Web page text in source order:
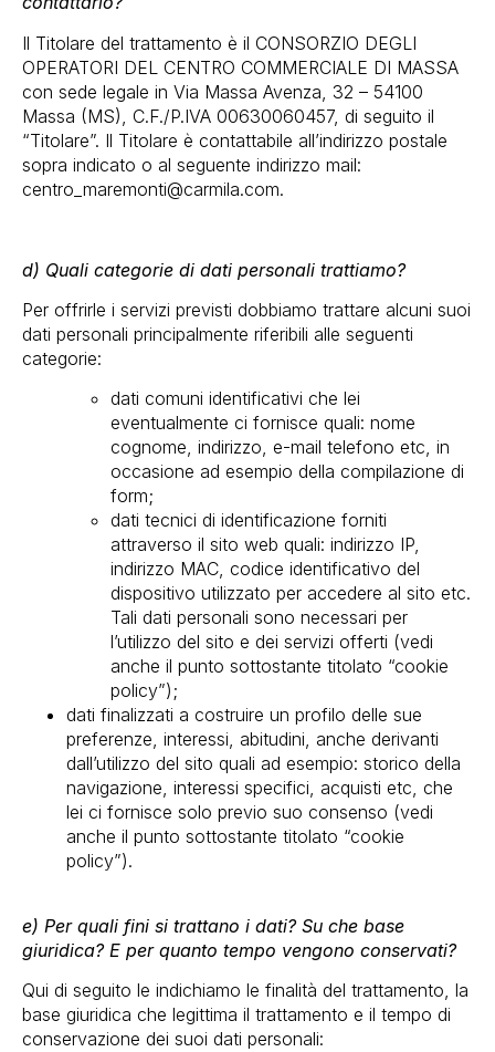
Il Titolare del trattamento è il CONSORZIO DEGLI
OPERATORI DEL CENTRO COMMERCIALE DI MASSA
con sede legale in Via Massa Avenza, 32 – 54100
Massa (MS), C.F./P.IVA 00630060457, di seguito il
“Titolare”. Il Titolare è contattabile all’indirizzo postale
sopra indicato o al seguente indirizzo mail:
centro_maremonti@carmila.com.
d) Quali categorie di dati personali trattiamo?
Per offrirle i servizi previsti dobbiamo trattare alcuni suoi
dati personali principalmente riferibili alle seguenti
categorie:
dati comuni identificativi che lei
eventualmente ci fornisce quali: nome
cognome, indirizzo, e-mail telefono etc, in
occasione ad esempio della compilazione di
form;
dati tecnici di identificazione forniti
attraverso il sito web quali: indirizzo IP,
indirizzo MAC, codice identificativo del
dispositivo utilizzato per accedere al sito etc.
Tali dati personali sono necessari per
l’utilizzo del sito e dei servizi offerti (vedi
anche il punto sottostante titolato “cookie
policy”);
dati finalizzati a costruire un profilo delle sue
preferenze, interessi, abitudini, anche derivanti
dall’utilizzo del sito quali ad esempio: storico della
navigazione, interessi specifici, acquisti etc, che
lei ci fornisce solo previo suo consenso (vedi
anche il punto sottostante titolato “cookie
policy”).
e) Per quali fini si trattano i dati? Su che base
giuridica? E per quanto tempo vengono conservati?
Qui di seguito le indichiamo le finalità del trattamento, la
base giuridica che legittima il trattamento e il tempo di
conservazione dei suoi dati personali: